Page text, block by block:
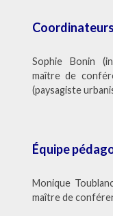
Coordinateurs
Sophie Bonin
maître de
(paysagiste
Équipe
Monique
maître de